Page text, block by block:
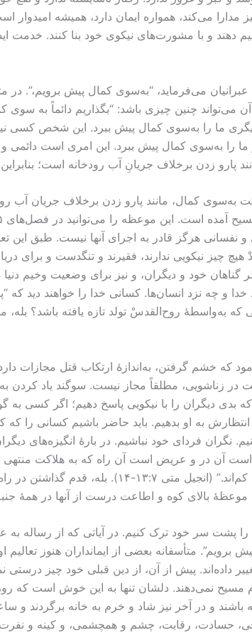
تعلیم دهند و با مشورت‌های نیکوی خود بنا کنند.
عبرانیان می‌فرماید، “به‌سوی کمال پیش
چنین چیزی باشد: “بگذاریم دائماً به‌ سوی
ما را به‌سوی کمال پیش ببرد. این شخص
او ما را به‌سوی کمال پیش ببرد. این امری است
پارو زدن برخلاف جریانِ آب رودخانه است؛
کمال، مانند پارو زدن برخلاف جریان آب
نفسانی هرگز قادر به اجرای آنها نیست. طبق این
خودْ هیچ چیز نیکویی ندارند، فقیرند و تنگدست و
گناهان خود و دیگران، و نیز برای وضعیت وخیم
و چه نزد انسان‌ها. کسانی خدا را خواهند دید
به‌واسطۀ روح‌القدسْ تولد تازه یافته باشد؟ بله،
که خشم گرفتن، به‌اندازۀ ارتکاب قتل مجازات
زناشويی، مطلقاً مجاز نیست. سوگند یاد کردن به
بدی دیگران را با نیکویی پاسخ دهیم؛ اگر کسی
به او بدهیم. باید حاضر باشیم کسانی را
نگران فردای خود نباشیم. در بارۀ انگیزه‌های
است آن در و عریض است آن راه که به هلاکت
که به حیات منتهی می‌شود، و یابندگان
بالای کوه و اطاعت درست از آنها در همۀ
پشت سر خود ترک کنیم. در آیاتی که از رساله به
متأسفانه بعضی از ایمانداران هنوز
داده‌اند. پیش از آن، از دین قبلی خود چیز درستی
مسیح نمی‌دهند. دلشان تنها به این خوش است که
و در آخر نیز شاد و خرم به خانه برگردند و
حسادت، رقابت، چشم و همچشمی، و کینه و